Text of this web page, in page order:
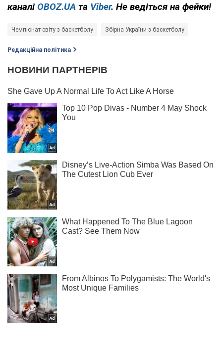
каналі OBOZ.UA та Viber. Не ведіться на фейки!
Чемпіонат світу з баскетболу Збірна України з баскетболу
Редакційна політика